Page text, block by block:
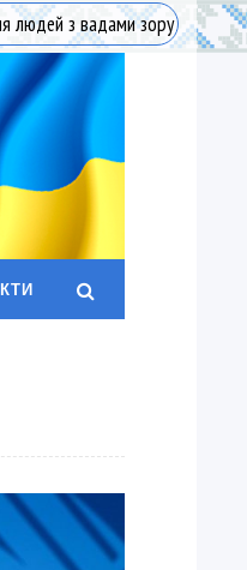
людей з вадами зору